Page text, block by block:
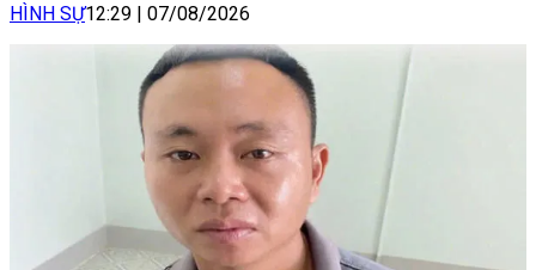
HÌNH SỰ12:29 07/08/2026